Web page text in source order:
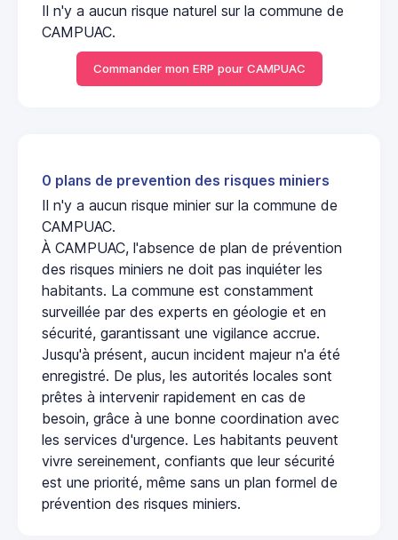
Il n'y a aucun risque naturel sur la commune de
CAMPUAC.
Commander mon ERP pour CAMPUAC
0 plans de prevention des risques miniers
Il n'y a aucun risque minier sur la commune de
CAMPUAC.
À CAMPUAC, l'absence de plan de prévention
des risques miniers ne doit pas inquiéter les
habitants. La commune est constamment
surveillée par des experts en géologie et en
sécurité, garantissant une vigilance accrue.
Jusqu'à présent, aucun incident majeur n'a été
enregistré. De plus, les autorités locales sont
prêtes à intervenir rapidement en cas de
besoin, grâce à une bonne coordination avec
les services d'urgence. Les habitants peuvent
vivre sereinement, confiants que leur sécurité
est une priorité, même sans un plan formel de
prévention des risques miniers.